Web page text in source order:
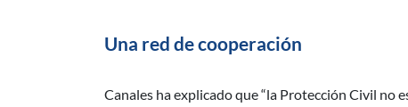
Una red de cooperación
Canales ha explicado que “la Protección Civil no